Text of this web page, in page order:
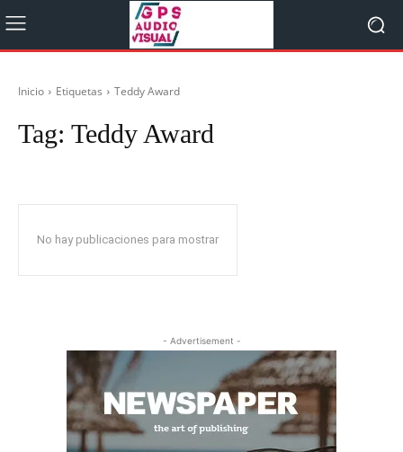
Inicio Etiquetas Teddy Award
Tag: Teddy Award
No hay publicaciones para mostrar
- Advertisement -